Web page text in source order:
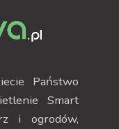
Państwo
Smart
i ogrodów,